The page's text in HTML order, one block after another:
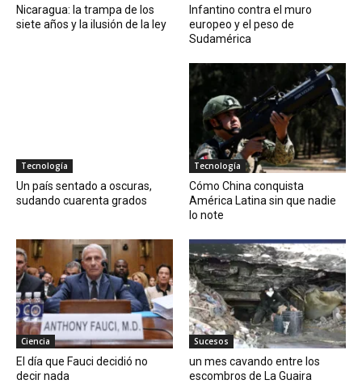
Nicaragua: la trampa de los
siete años y la ilusión de la ley
Infantino contra el muro
europeo y el peso de
Sudamérica
Tecnología
Un país sentado a oscuras,
sudando cuarenta grados
Tecnología
Cómo China conquista
América Latina sin que nadie
lo note
Ciencia
El día que Fauci decidió no
decir nada
Sucesos
un mes cavando entre los
escombros de La Guaira